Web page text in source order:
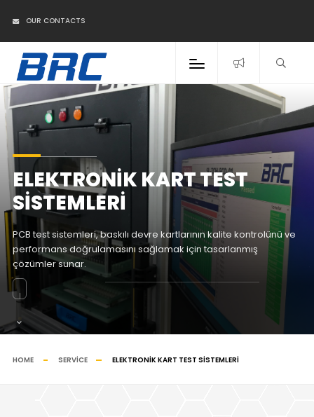
OUR CONTACTS
ELEKTRONIK KART TEST
SISTEMLERI
PCB test sistemleri, baskılı devre kartlarının kalite kontrolünü ve
performans doğrulamasını sağlamak için tasarlanmış
çözümler sunar.
HOME SERVICE ELEKTRONIK KART TEST SISTEMLERI